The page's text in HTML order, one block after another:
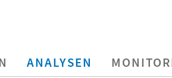
ANALYSEN